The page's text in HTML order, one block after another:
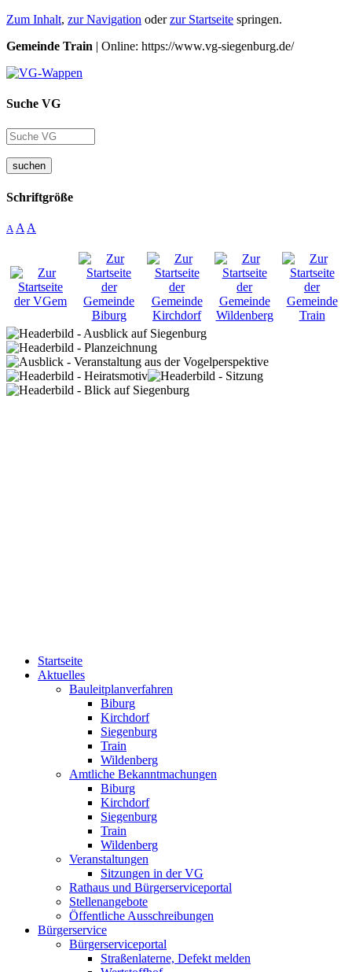
Zum Inhalt, zur Navigation oderzur Startseite springen.
Gemeinde Train | Online: https://www.vg-siegenburg.de/
Suche VG
suchen
Schriftgröße
A A A
Startseite
Aktuelles
Bauleitplanverfahren
Biburg
Kirchdorf
Siegenburg
Train
Wildenberg
Amtliche Bekanntmachungen
Biburg
Kirchdorf
Siegenburg
Train
Wildenberg
Veranstaltungen
Sitzungen in der VG
Rathaus und Bürgerserviceportal
Stellenangebote
Öffentliche Ausschreibungen
Bürgerservice
Bürgerserviceportal
Straßenlaterne, Defekt melden